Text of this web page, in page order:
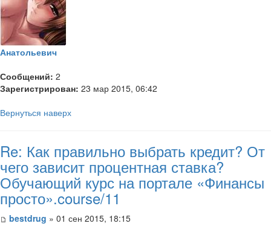
Анатольевич
Сообщений: 2
Зарегистрирован: 23 мар 2015, 06:42
Вернуться наверх
Re: Как правильно выбрать кредит? От
чего зависит процентная ставка?
Обучающий курс на портале «Финансы
просто».course/11
bestdrug » 01 сен 2015, 18:15